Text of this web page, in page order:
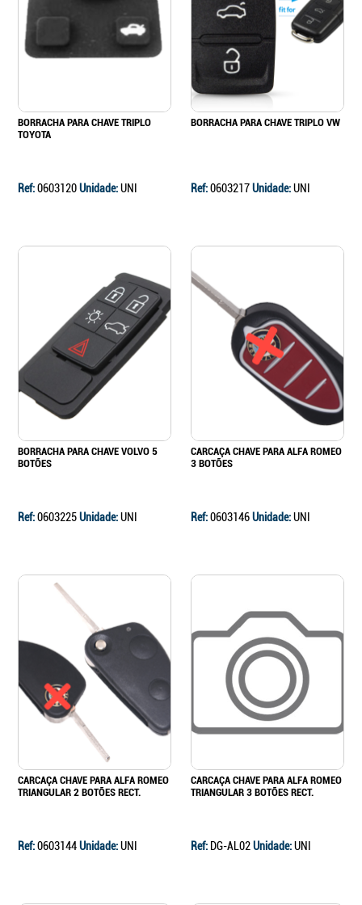
BORRACHA PARA CHAVE TRIPLO
TOYOTA
Ref:0603120Unidade:UNI
BORRACHA PARA CHAVE TRIPLO VW
Ref:0603217Unidade:UNI
BORRACHA PARA CHAVE VOLVO 5
BOTÕES
Ref:0603225Unidade:UNI
CARCAÇA CHAVE PARA ALFA ROMEO
3 BOTÕES
Ref:0603146Unidade:UNI
CARCAÇA CHAVE PARA ALFA ROMEO
TRIANGULAR 2 BOTÕES RECT.
Ref:0603144Unidade:UNI
CARCAÇA CHAVE PARA ALFA ROMEO
TRIANGULAR 3 BOTÕES RECT.
Ref: DG-AL02Unidade:UNI
Continuar a comprar
Ir para o carrinho